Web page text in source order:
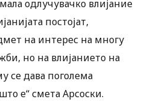
одлучувачко влијание
постојат,
на интерес на многу
но на влијанието на
се дава поголема
е“ смета Арсоски.